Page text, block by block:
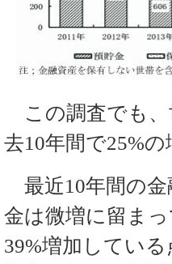
この調査でも、
去10年間で25%
最近10年間の金
金は微増に留ま
39%増加してい